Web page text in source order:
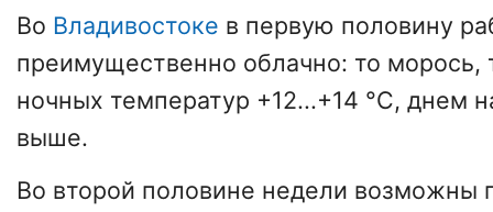
Во Владивостоке в первую половину
преимущественно облачно: то
ночных температур +12...+14 °С, днем
выше.
Во второй половине недели возможны